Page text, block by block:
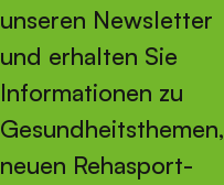
unseren Newsletter
und erhalten Sie
Informationen zu
Gesundheitsthemen,
neuen Rehasport-